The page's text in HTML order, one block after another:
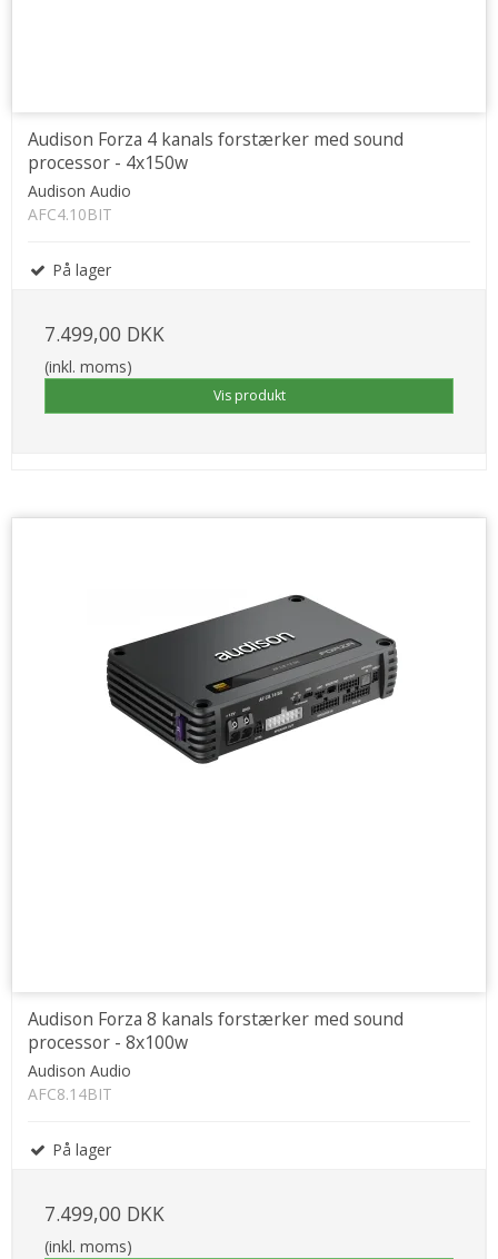
Audison Forza 4 kanals forstærker med sound
processor - 4x150w
Audison Audio
AFC4.10BIT
På lager
7.499,00 DKK
(inkl. moms)
Vis produkt
Audison Forza 8 kanals forstærker med sound
processor - 8x100w
Audison Audio
AFC8.14BIT
På lager
7.499,00 DKK
(inkl. moms)